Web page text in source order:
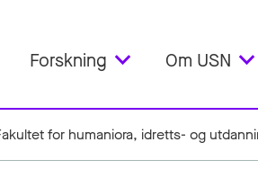
Forskning Om USN
for humaniora, idretts- og